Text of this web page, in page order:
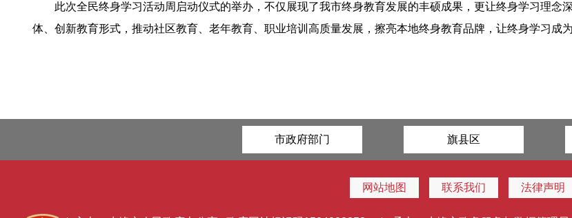
此次全民终身学习活动周启动仪式的举办，不仅展现了我市终身教育发展的丰硕成果，更让终身学习理
体、创新教育形式，推动社区教育、老年教育、职业培训高质量发展，擦亮本地终身教育品牌，让终身学习成
市政府部门 旗县区
网站地图 联系我们 法律声明